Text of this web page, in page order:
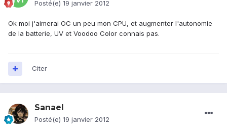
Posté(e) 19 janvier 2012
Ok moi j'aimerai OC un peu mon CPU, et augmenter l'autonomie
de la batterie, UV et Voodoo Color connais pas.
Citer
Sanael
Posté(e) 19 janvier 2012